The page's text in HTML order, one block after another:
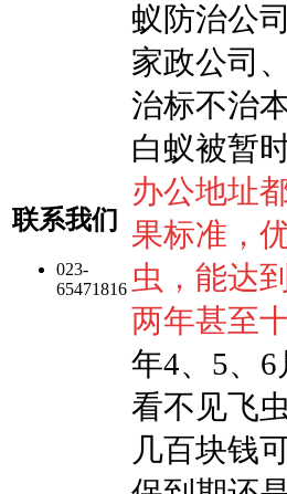
联系我们
023-
65471816
蚁防治公
家政公司
治标不治
白蚁被暂
办公地址
果标准，
虫，能达
两年甚至
年4、 5、 6
看不见飞
几百块钱